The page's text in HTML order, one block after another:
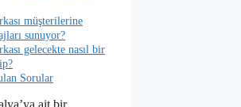
müşterilerine
sunuyor?
gelecekte nasıl bir
Sorular